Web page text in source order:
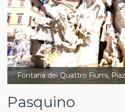
Fontana dei Quattro Fiumi,
Pasquino